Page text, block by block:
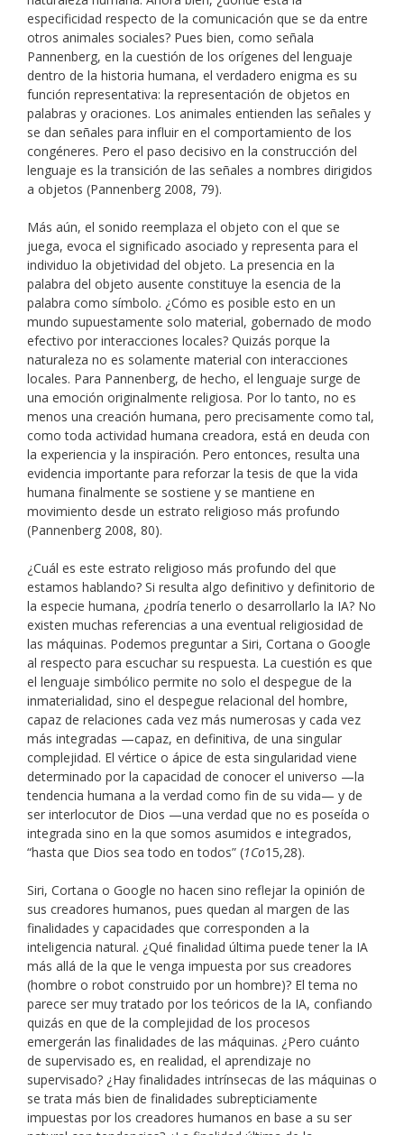
especificidad respecto de la comunicación que se da entre
otros animales sociales? Pues bien, como señala
Pannenberg, en la cuestión de los orígenes del lenguaje
dentro de la historia humana, el verdadero enigma es su
función representativa: la representación de objetos en
palabras y oraciones. Los animales entienden las señales y
se dan señales para influir en el comportamiento de los
congéneres. Pero el paso decisivo en la construcción del
lenguaje es la transición de las señales a nombres dirigidos
a objetos (Pannenberg 2008, 79).
Más aún, el sonido reemplaza el objeto con el que se
juega, evoca el significado asociado y representa para el
individuo la objetividad del objeto. La presencia en la
palabra del objeto ausente constituye la esencia de la
palabra como símbolo. ¿Cómo es posible esto en un
mundo supuestamente solo material, gobernado de modo
efectivo por interacciones locales? Quizás porque la
naturaleza no es solamente material con interacciones
locales. Para Pannenberg, de hecho, el lenguaje surge de
una emoción originalmente religiosa. Por lo tanto, no es
menos una creación humana, pero precisamente como tal,
como toda actividad humana creadora, está en deuda con
la experiencia y la inspiración. Pero entonces, resulta una
evidencia importante para reforzar la tesis de que la vida
humana finalmente se sostiene y se mantiene en
movimiento desde un estrato religioso más profundo
(Pannenberg 2008, 80).
¿Cuál es este estrato religioso más profundo del que
estamos hablando? Si resulta algo definitivo y definitorio de
la especie humana, ¿podría tenerlo o desarrollarlo la IA? No
existen muchas referencias a una eventual religiosidad de
las máquinas. Podemos preguntar a Siri, Cortana o Google
al respecto para escuchar su respuesta. La cuestión es que
el lenguaje simbólico permite no solo el despegue de la
inmaterialidad, sino el despegue relacional del hombre,
capaz de relaciones cada vez más numerosas y cada vez
más integradas —capaz, en definitiva, de una singular
complejidad. El vértice o ápice de esta singularidad viene
determinado por la capacidad de conocer el universo —la
tendencia humana a la verdad como fin de su vida— y de
ser interlocutor de Dios —una verdad que no es poseída o
integrada sino en la que somos asumidos e integrados,
“hasta que Dios sea todo en todos” (1Co15,28).
Siri, Cortana o Google no hacen sino reflejar la opinión de
sus creadores humanos, pues quedan al margen de las
finalidades y capacidades que corresponden a la
inteligencia natural. ¿Qué finalidad última puede tener la IA
más allá de la que le venga impuesta por sus creadores
(hombre o robot construido por un hombre)? El tema no
parece ser muy tratado por los teóricos de la IA, confiando
quizás en que de la complejidad de los procesos
emergerán las finalidades de las máquinas. ¿Pero cuánto
de supervisado es, en realidad, el aprendizaje no
supervisado? ¿Hay finalidades intrínsecas de las máquinas o
se trata más bien de finalidades subrepticiamente
impuestas por los creadores humanos en base a su ser